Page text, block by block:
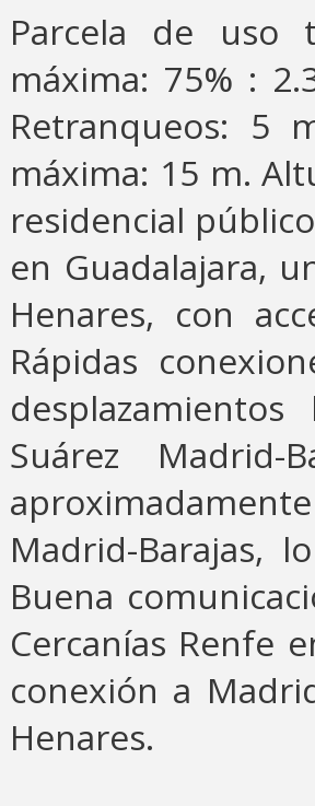
Parcela de uso
máxima: 75% :
Retranqueos: 5
máxima: 15 m.
residencial
en Guadalajara,
Henares, con
Rápidas
Suárez
Madrid-Barajas,
Buena
Cercanías Renfe
conexión a
Henares.